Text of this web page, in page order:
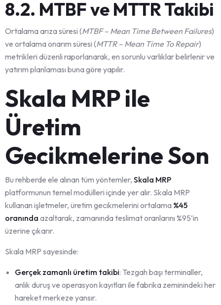
8.2. MTBF ve MTTR Takibi
Ortalama arıza süresi (MTBF – Mean Time Between Failures)
ve ortalama onarım süresi (MTTR – Mean Time To Repair)
metrikleri düzenli raporlanarak, en sorunlu varlıklar belirlenir ve
yatırım planlaması buna göre yapılır.
Skala MRP ile
Üretim
Gecikmelerine Son
Bu rehberde ele alınan tüm yöntemler, Skala MRP
platformunun temel modülleri içinde yer alır. Skala MRP
kullanan işletmeler, üretim gecikmelerini ortalama %45
oranında azaltarak, zamanında teslimat oranlarını %95’in
üzerine çıkarır.
Skala MRP sayesinde:
Gerçek zamanlı üretim takibi: Tezgah başı terminaller,
anlık duruş ve operasyon kayıtları ile fabrika zeminindeki her
hareket merkeze yansır.